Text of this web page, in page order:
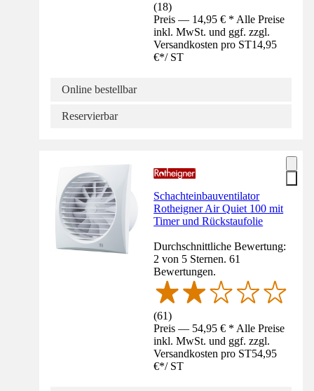
(18)
Preis — 14,95 € * Alle Preise
inkl. MwSt. und ggf. zzgl.
Versandkosten pro ST14,95
€*/ ST
Online bestellbar
Reservierbar
Schachteinbauventilator
Rotheigner Air Quiet 100 mit
Timer und Rückstaufolie
Durchschnittliche Bewertung:
2 von 5 Sternen. 61
Bewertungen.
(61)
Preis — 54,95 € * Alle Preise
inkl. MwSt. und ggf. zzgl.
Versandkosten pro ST54,95
€*/ ST